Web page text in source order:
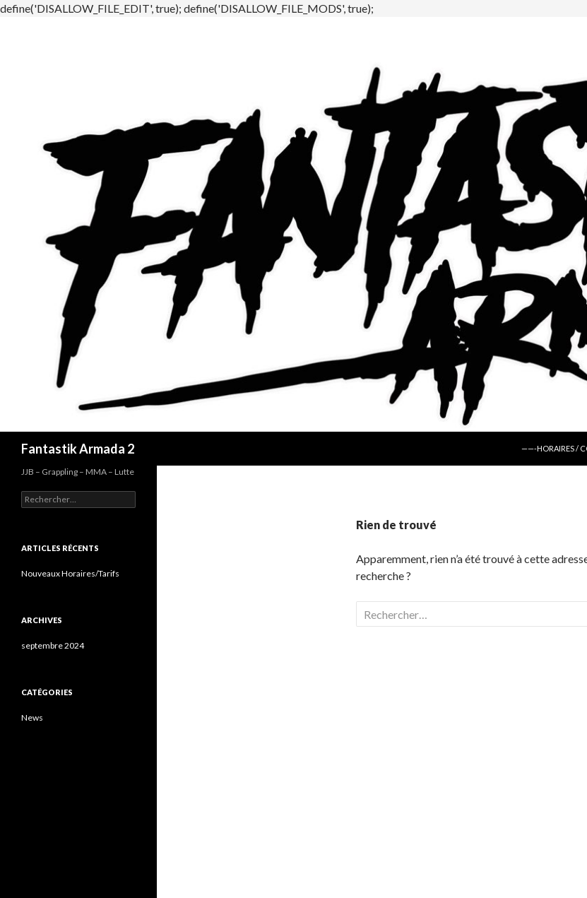
define('DISALLOW_FILE_EDIT', true); define('DISALLOW_FILE_MODS', true);
Fantastik Armada 2
——-HORAIRES /
Rien de trouvé
Apparemment, rien n’a été trouvé à cette
recherche ?
Rechercher :
JJB – Grappling – MMA – Lutte
Rechercher :
ARTICLES RÉCENTS
Nouveaux Horaires/Tarifs
ARCHIVES
septembre 2024
CATÉGORIES
News